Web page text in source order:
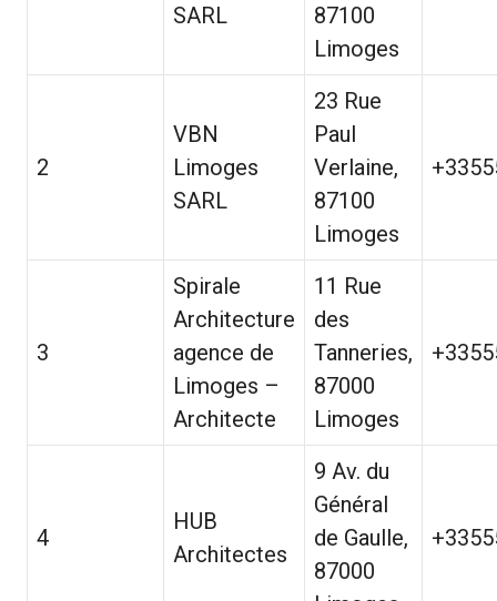
SARL
87100
Limoges
2
VBN
Limoges
SARL
23 Rue
Paul
Verlaine,
87100
Limoges
3
Spirale
Architecture
agence de
Limoges –
Architecte
11 Rue
des
Tanneries,
87000
Limoges
4
HUB
Architectes
9 Av. du
Général
de Gaulle,
87000